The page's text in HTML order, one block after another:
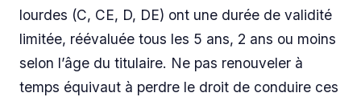
lourdes (C, CE, D, DE) ont une durée de validité
limitée, réévaluée tous les 5 ans, 2 ans ou moins
selon l’âge du titulaire. Ne pas renouveler à
temps équivaut à perdre le droit de conduire ces